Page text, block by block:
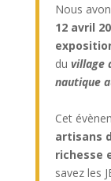
Nous
12 avril
du village
nautique
Cet
artisans
richesse
savez les